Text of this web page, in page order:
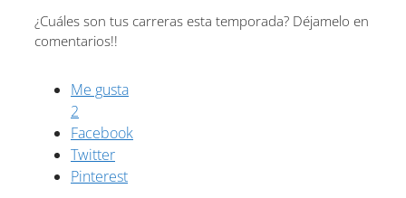
¿Cuáles son tus carreras esta temporada? Déjamelo en
comentarios!!
Me gusta
2
Facebook
Twitter
Pinterest